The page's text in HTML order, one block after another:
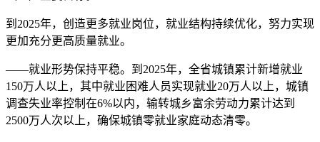
到2025年，创造更多就业岗位，就业结构持续优化，努力实现
更加充分更高质量就业。
——就业形势保持平稳。到2025年，全省城镇累计新增就业
150万人以上，其中就业困难人员实现就业20万人以上，城镇
调查失业率控制在6%以内，输转城乡富余劳动力累计达到
2500万人次以上，确保城镇零就业家庭动态清零。